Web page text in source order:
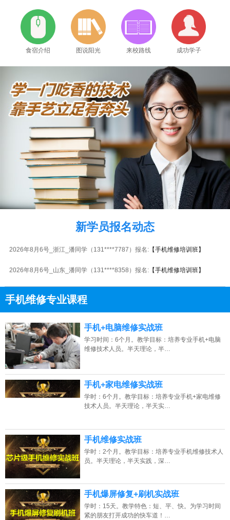
食宿介绍 图说阳光 来校路线 成功学子
新学员报名动态
2026年8月6号_天津_卢同学（137****2388）报名:【手机维修培训班】
2026年8月6号_广东_江同学（189****0124）报名:【手机维修培训班】
2026年8月6号黑龙江杨同学（183****8021）报名:【手机维修培训班】
2026年8月6号_重庆_田同学（139****9867）报名:【手机维修培训班】
2026年8月6号_广西_代同学（136****5448）报名:【手机维修培训班】
2026年8月6号_重庆_韩同学（159****7924）报名:【手机维修培训班】
2026年8月6号_重庆_刘同学（137****4785）报名: 【手机维修培训班】
2026年8月6号_江苏_王同学（183****3110）报名: 【手机维修培训班】
2026年8月6号_山东_朱同学（131****1997）报名:【手机维修培训班】
2026年8月6号_浙江_潘同学（131****7787）报名: 【手机维修培训班】
2026年8月6号_山东_潘同学（131****8358）报名: 【手机维修培训班】
手机维修专业课程
点击免费咨询电话：13807313137
手机+电脑维修实战班
学习时间：6个月。教学目标：培养专业手机+电脑
维修技术人员。半天理论，半…
手机+家电维修实战班
学时：6个月。教学目标：培养专业手机+家电维修
技术人员。半天理论，半天实…
手机维修实战班
学时：2个月。教学目标：培养专业手机维修技术人
员。半天理论，半天实践，深…
手机爆屏修复+刷机实战班
学时：15天。教学特色：短、平、快。为学习时间
紧的朋友打开成功的快车道！…